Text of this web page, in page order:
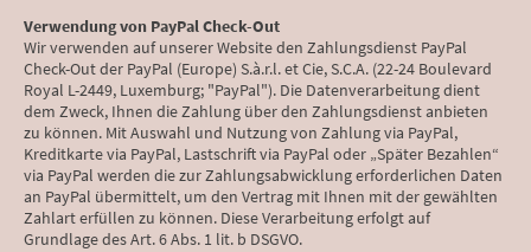
Verwendung von PayPal Check-Out
Wir verwenden auf unserer Website den Zahlungsdienst PayPal
Check-Out der PayPal (Europe) S.à.r.l. et Cie, S.C.A. (22-24 Boulevard
Royal L-2449, Luxemburg; "PayPal"). Die Datenverarbeitung dient
dem Zweck, Ihnen die Zahlung über den Zahlungsdienst anbieten
zu können. Mit Auswahl und Nutzung von Zahlung via PayPal,
Kreditkarte via PayPal, Lastschrift via PayPal oder „Später Bezahlen“
via PayPal werden die zur Zahlungsabwicklung erforderlichen Daten
an PayPal übermittelt, um den Vertrag mit Ihnen mit der gewählten
Zahlart erfüllen zu können. Diese Verarbeitung erfolgt auf
Grundlage des Art. 6 Abs. 1 lit. b DSGVO.